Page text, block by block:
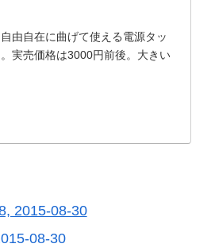
由自在に曲げて使える電源タッ
実売価格は3000円前後。大きい
2015-08-30
08-30